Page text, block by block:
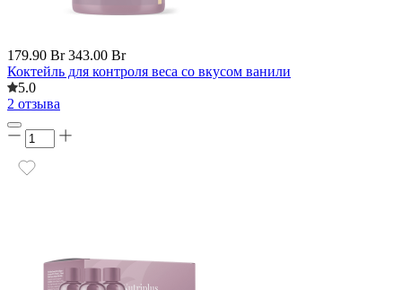
179.90 Br 343.00 Br
Коктейль для контроля веса со вкусом ванили
5.0
2 отзыва